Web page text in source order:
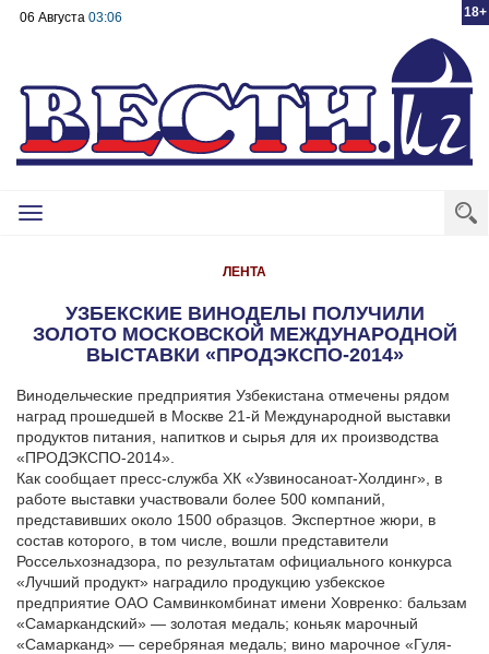
18+
06 Августа 03:06
Toggle
ЛЕНТА
УЗБЕКСКИЕ ВИНОДЕЛЫ ПОЛУЧИЛИ
ЗОЛОТО МОСКОВСКОЙ МЕЖДУНАРОДНОЙ
ВЫСТАВКИ «ПРОДЭКСПО-2014»
Винодельческие предприятия Узбекистана отмечены рядом
наград прошедшей в Москве 21-й Международной выставки
продуктов питания, напитков и сырья для их производства
«ПРОДЭКСПО-2014».
Как сообщает пресс-служба ХК «Узвиносаноат-Холдинг», в
работе выставки участвовали более 500 компаний,
представивших около 1500 образцов. Экспертное жюри, в
состав которого, в том числе, вошли представители
Россельхознадзора, по результатам официального конкурса
«Лучший продукт» наградило продукцию узбекское
предприятие ОАО Самвинкомбинат имени Ховренко: бальзам
«Самаркандский» — золотая медаль; коньяк марочный
«Самарканд» — серебряная медаль; вино марочное «Гуля-